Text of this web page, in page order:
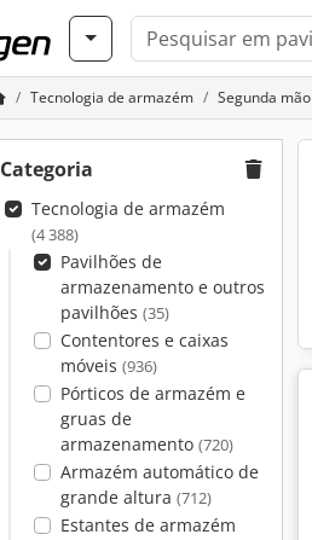
Tecnologia de armazém Segunda
Categoria
Tecnologia de armazém
(4 388)
Pavilhões de
armazenamento e outros
pavilhões (35)
Contentores e caixas
móveis (936)
Pórticos de armazém e
gruas de
armazenamento (720)
Armazém automático de
grande altura (712)
Estantes de armazém